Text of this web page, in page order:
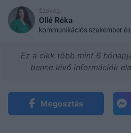
Szöveg:
Ollé Réka
kommunikációs szakember
Ez a cikk több mint 6
benne lévő információk
Megosztás